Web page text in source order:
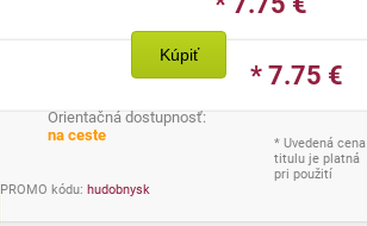
Kúpiť
* 7.75 €
Orientačná dostupnosť:
na ceste
* Uvedená cena
titulu je platná
pri použití
PROMO kódu: hudobnysk